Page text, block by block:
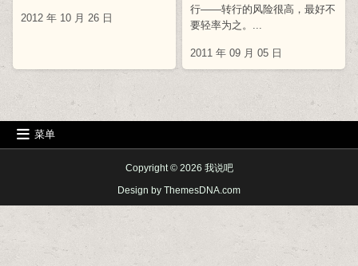
2012 年 10 月 26 日
行——转行的风险很高，最好不
要轻率为之。...
2011 年 09 月 05 日
菜单
Copyright © 2026 我说吧
Design by ThemesDNA.com